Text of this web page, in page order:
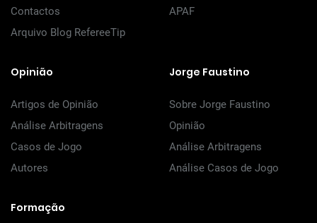
Contactos
Arquivo Blog RefereeTip
APAF
Opinião
Artigos de Opinião
Análise Arbitragens
Casos de Jogo
Autores
Jorge Faustino
Sobre Jorge Faustino
Opinião
Análise Arbitragens
Análise Casos de Jogo
Formação